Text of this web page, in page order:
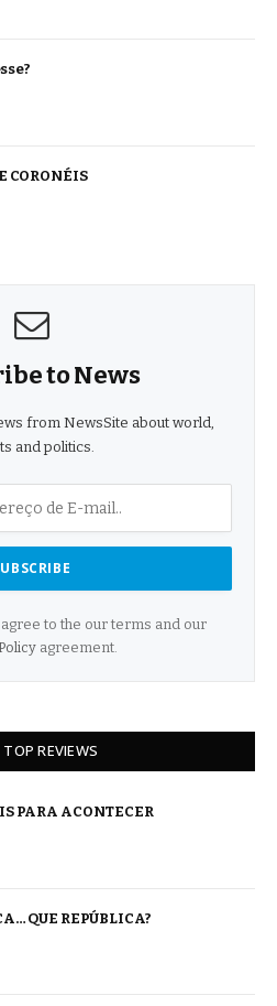
CORONÉIS
to News
from NewsSite about world,
and politics.
agree to the our terms and our
agreement.
TOP REVIEWS
PARA ACONTECER
QUE REPÚBLICA?